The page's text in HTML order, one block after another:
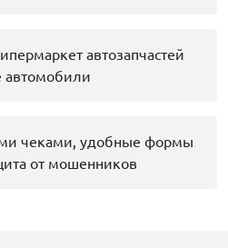
автозапчастей
автомобили
чеками, удобные формы
от мошенников